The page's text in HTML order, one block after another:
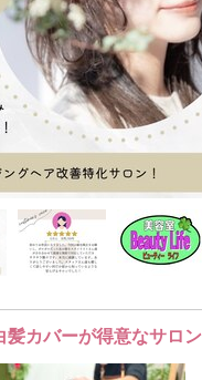
髪カバーが得意なサロン